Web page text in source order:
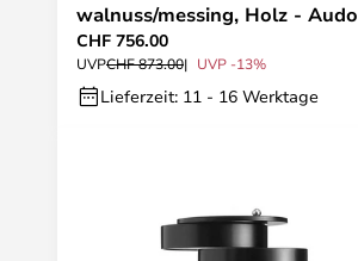
walnuss/messing, Holz - Audo
CHF 756.00
UVPCHF 873.00 UVP -13%
Lieferzeit: 11 - 16 Werktage